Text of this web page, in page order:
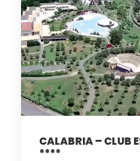
CALABRIA – CLUB
****